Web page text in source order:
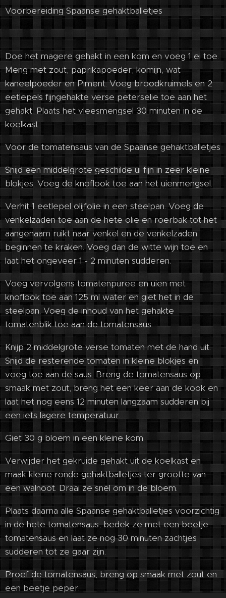
Voorbereiding Spaanse gehaktballetjes
Doe het magere gehakt in een kom en voeg 1 ei toe.
Meng met zout, paprikapoeder, komijn, wat
kaneelpoeder en Piment. Voeg broodkruimels en 2
eetlepels fijngehakte verse peterselie toe aan het
gehakt. Plaats het vleesmengsel 30 minuten in de
koelkast.
Voor de tomatensaus van de Spaanse gehaktballetjes
Snijd een middelgrote geschilde ui fijn in zeer kleine
blokjes. Voeg de knoflook toe aan het uienmengsel.
Verhit 1 eetlepel olijfolie in een steelpan. Voeg de
venkelzaden toe aan de hete olie en roerbak tot het
aangenaam ruikt naar venkel en de venkelzaden
beginnen te kraken. Voeg dan de witte wijn toe en
laat het ongeveer 1 - 2 minuten sudderen.
Voeg vervolgens tomatenpuree en uien met
knoflook toe aan 125 ml water en giet het in de
steelpan. Voeg de inhoud van het gehakte
tomatenblik toe aan de tomatensaus.
Knijp 2 middelgrote verse tomaten met de hand uit.
Snijd de resterende tomaten in kleine blokjes en
voeg toe aan de saus. Breng de tomatensaus op
smaak met zout, breng het een keer aan de kook en
laat het nog eens 12 minuten langzaam sudderen bij
een iets lagere temperatuur.
Giet 30 g bloem in een kleine kom.
Verwijder het gekruide gehakt uit de koelkast en
maak kleine ronde gehaktballetjes ter grootte van
een walnoot. Draai ze snel om in de bloem.
Plaats daarna alle Spaanse gehaktballetjes voorzichtig
in de hete tomatensaus, bedek ze met een beetje
tomatensaus en laat ze nog 30 minuten zachtjes
sudderen tot ze gaar zijn.
Proef de tomatensaus, breng op smaak met zout en
een beetje peper.